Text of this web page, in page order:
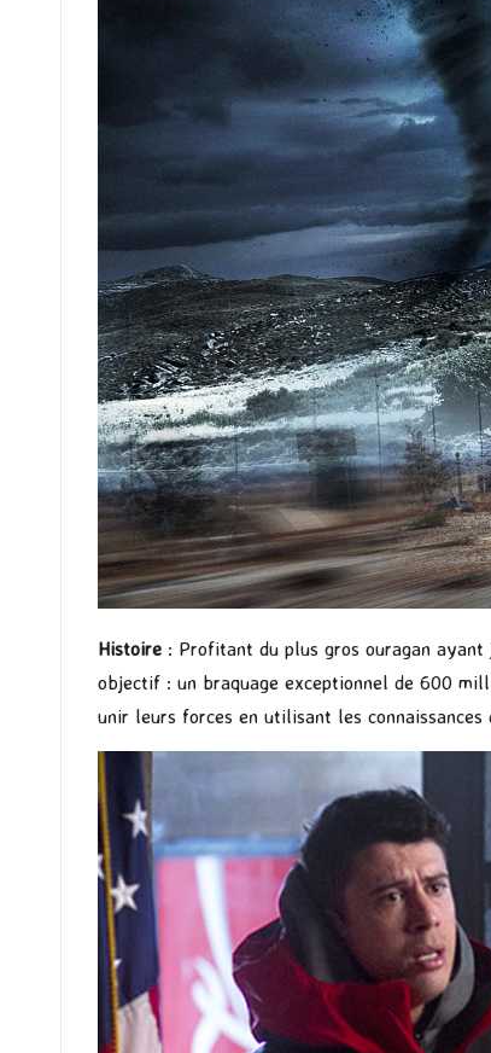
Histoire : Profitant du plus gros ouragan
objectif : un braquage exceptionnel de 600
unir leurs forces en utilisant les connaissances